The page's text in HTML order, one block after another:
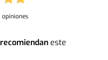
opiniones
recomiendan este